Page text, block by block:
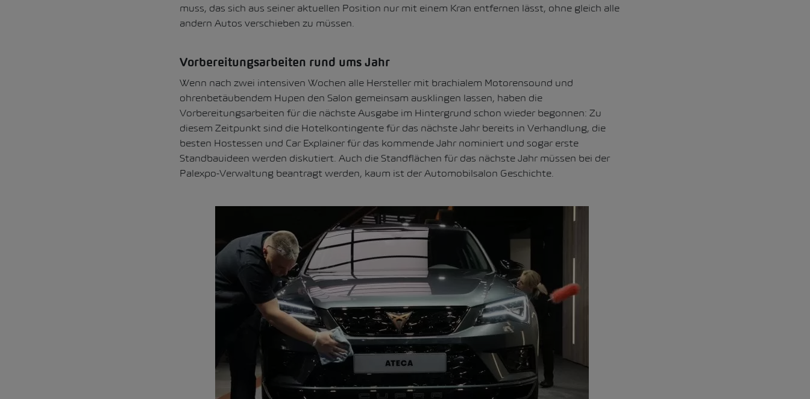
muss, das sich aus seiner aktuellen Position nur mit einem Kran entfernen lässt, ohne gleich alle
andern Autos verschieben zu müssen.
Vorbereitungsarbeiten rund ums Jahr
Wenn nach zwei intensiven Wochen alle Hersteller mit brachialem Motorensound und
ohrenbetäubendem Hupen den Salon gemeinsam ausklingen lassen, haben die
Vorbereitungsarbeiten für die nächste Ausgabe im Hintergrund schon wieder begonnen: Zu
diesem Zeitpunkt sind die Hotelkontingente für das nächste Jahr bereits in Verhandlung, die
besten Hostessen und Car Explainer für das kommende Jahr nominiert und sogar erste
Standbauideen werden diskutiert. Auch die Standflächen für das nächste Jahr müssen bei der
Palexpo-Verwaltung beantragt werden, kaum ist der Automobilsalon Geschichte.